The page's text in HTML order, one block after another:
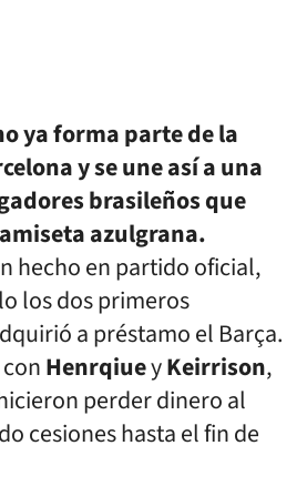
ya forma parte de la
y se une así a una
brasileños que
azulgrana.
hecho en partido oficial,
los dos primeros
a préstamo el Barça.
HenrqiueyKeirrison,
perder dinero al
cesiones hasta el fin de